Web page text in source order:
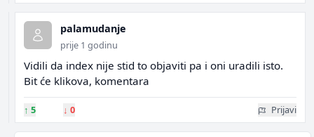
palamudanje
prije 1 godinu
Vidili da index nije stid to objaviti pa i oni uradili isto.
Bit će klikova, komentara
↑ 5 ↓ 0 Prijavi